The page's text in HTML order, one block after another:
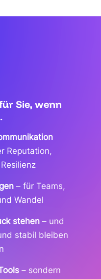
Sie, wenn
Reputation,
– für Teams,
Wandel
stehen– und
stabil bleiben
– sondern